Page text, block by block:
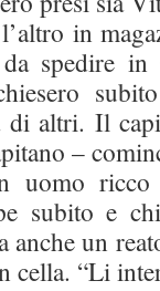
in
spedire in
di altri. Il
–
uomo ricco
subito e
anche un
cella. “Li